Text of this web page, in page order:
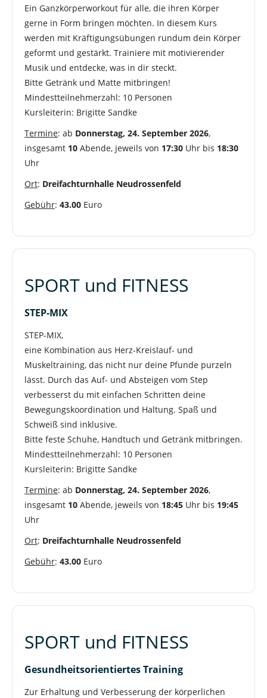
Ein Ganzkörperworkout für alle, die ihren Körper
gerne in Form bringen möchten. In diesem Kurs
werden mit Kräftigungsübungen rundum dein Körper
geformt und gestärkt. Trainiere mit motivierender
Musik und entdecke, was in dir steckt.
Bitte Getränk und Matte mitbringen!
Mindestteilnehmerzahl: 10 Personen
Kursleiterin: Brigitte Sandke
Termine: ab Donnerstag, 24. September 2026,
insgesamt 10 Abende, jeweils von 17:30 Uhr bis 18:30
Uhr
Ort: Dreifachturnhalle Neudrossenfeld
Gebühr: 43.00 Euro
SPORT und FITNESS
STEP-MIX
STEP-MIX,
eine Kombination aus Herz-Kreislauf- und
Muskeltraining, das nicht nur deine Pfunde purzeln
lässt. Durch das Auf- und Absteigen vom Step
verbesserst du mit einfachen Schritten deine
Bewegungskoordination und Haltung. Spaß und
Schweiß sind inklusive.
Bitte feste Schuhe, Handtuch und Getränk mitbringen.
Mindestteilnehmerzahl: 10 Personen
Kursleiterin: Brigitte Sandke
Termine: ab Donnerstag, 24. September 2026,
insgesamt 10 Abende, jeweils von 18:45 Uhr bis 19:45
Uhr
Ort: Dreifachturnhalle Neudrossenfeld
Gebühr: 43.00 Euro
SPORT und FITNESS
Gesundheitsorientiertes Training
Zur Erhaltung und Verbesserung der körperlichen